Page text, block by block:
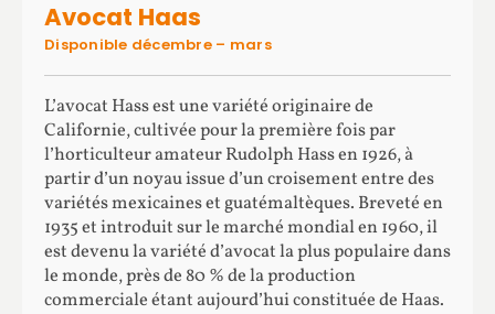
Avocat Haas
Disponible décembre – mars
L’avocat Hass est une variété originaire de
Californie, cultivée pour la première fois par
l’horticulteur amateur Rudolph Hass en 1926, à
partir d’un noyau issue d’un croisement entre des
variétés mexicaines et guatémaltèques. Breveté en
1935 et introduit sur le marché mondial en 1960, il
est devenu la variété d’avocat la plus populaire dans
le monde, près de 80 % de la production
commerciale étant aujourd’hui constituée de Haas.